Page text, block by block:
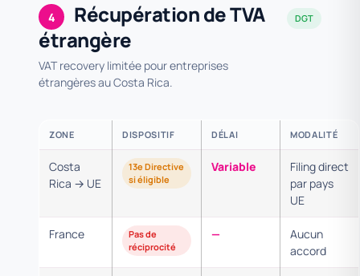
4
Récupération de TVA
étrangère
VAT recovery limitée pour entreprises
étrangères au Costa Rica.
DGT
ZONE DISPOSITIF DÉLAI MODALITÉ
Costa
Rica → UE
13e Directive
si éligible
Variable
Filing direct
par pays
UE
France
Pas de
réciprocité
—
Aucun
accord